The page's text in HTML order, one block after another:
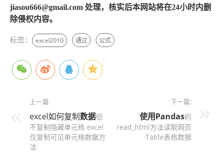
jiasou666@gmail.com 处理，核实后本网站将在24小时内删
除侵权内容。
标签： excel2010 通过 公式
上一篇:
excel如何复制数据但
不复制隐藏单元格 excel
仅复制可见单元格数据方
法
下一篇:
使用Pandas的
read_html方法读取网页
Table表格数据